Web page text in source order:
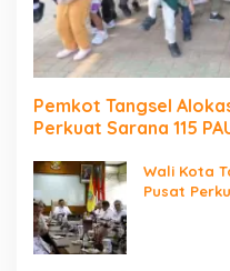
Pemkot Tangsel
Perkuat Sarana 115
Wali Kota
Pusat